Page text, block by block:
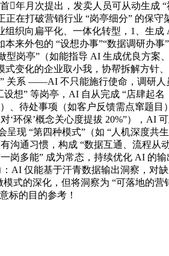
年月次提出，发卖人员可从动生成
在打破营销行业 “岗亭细分” 的保守
织向扁平化、一体化转型，1、生成
来外包的 “设想办事”“数据调研办
岗亭”（如能指导 AI 生成优良方案
式变化的企业取小我，协帮拆解方针
关系 ——AI 不只能施行使命，调研人
想” 等岗亭，AI 自从完成 “店肆起名
待处事项（如客户反馈需点窜题目
环保’概念关心度提拔 20%”），AI
现 “第四种模式”（如 “人机深度共
沟通习惯，构成 “数据互通、流程从
岗多能” 成为常态，持续优化 AI 的
AI 仅能基于汗青数据输出洞察，对
式的深化，但将洞察为 “可落地的营
标的目的参考！